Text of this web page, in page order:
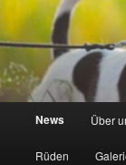
HauptmenüNews Über
Rüden